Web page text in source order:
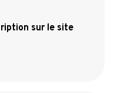
sur le site